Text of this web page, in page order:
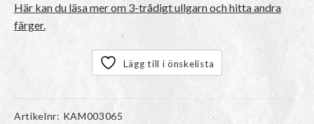
Här kan du läsa mer om 3-trådigt ullgarn och hitta andra
färger.
Lägg till i önskelista
Artikelnr: KAM003065